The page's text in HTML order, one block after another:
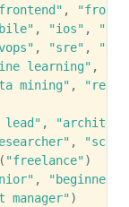
,
"front
, "ios" ,
, "sre" ,
learning" ,
mining" ,
lead" ,
,
"freelance")
, "beginner"
manager")